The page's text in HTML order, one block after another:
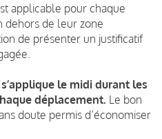
applicable pour chaque
dehors de leur zone
de présenter un justificatif
le midi durant les
déplacement. Le bon
doute permis d’économiser